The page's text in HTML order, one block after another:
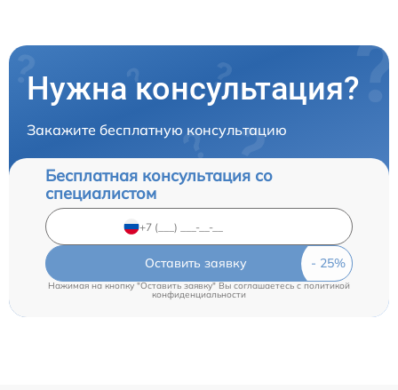
Нужна консультация?
Закажите бесплатную консультацию
Бесплатная консультация со
специалистом
Оставить заявку
Нажимая на кнопку "Оставить заявку" Вы соглашаетесь c политикой
конфиденциальности